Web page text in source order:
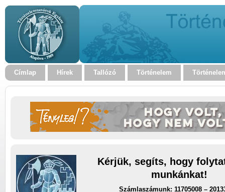
Címlap Hírek Tallózó Történelem
Kérjük, segíts, hogy
munkánkat!
Számlaszámunk: 11705008 –